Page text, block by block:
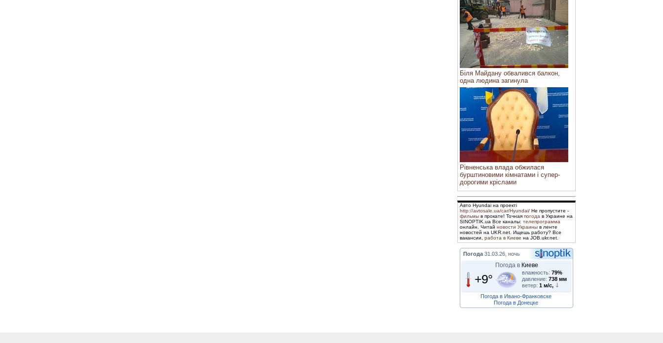
Біля Майдану обвалився балкон,
одна людина загинула
Рівненська влада обжилася
бурштиновими кімнатами і супер-
дорогими кріслами
Авто Hyundai на проекті
http://avtosale.ua/car/Hyundai/ Не пропустите -
фильмы в прокате! Точная погода в Украине на
SINOPTIK.ua Все каналы: телепрограмма
онлайн. Читай новости Украины в ленте
новостей на UKR.net. Ищешь работу? Все
вакансии, работа в Киеве на JOB.ukr.net.
Погода 31.03.26, ночь
Погода в Киеве
+9° влажность: 79%
давление: 738 мм
ветер: 1 м/с,
Погода в Ивано-Франковске
Погода в Донецке